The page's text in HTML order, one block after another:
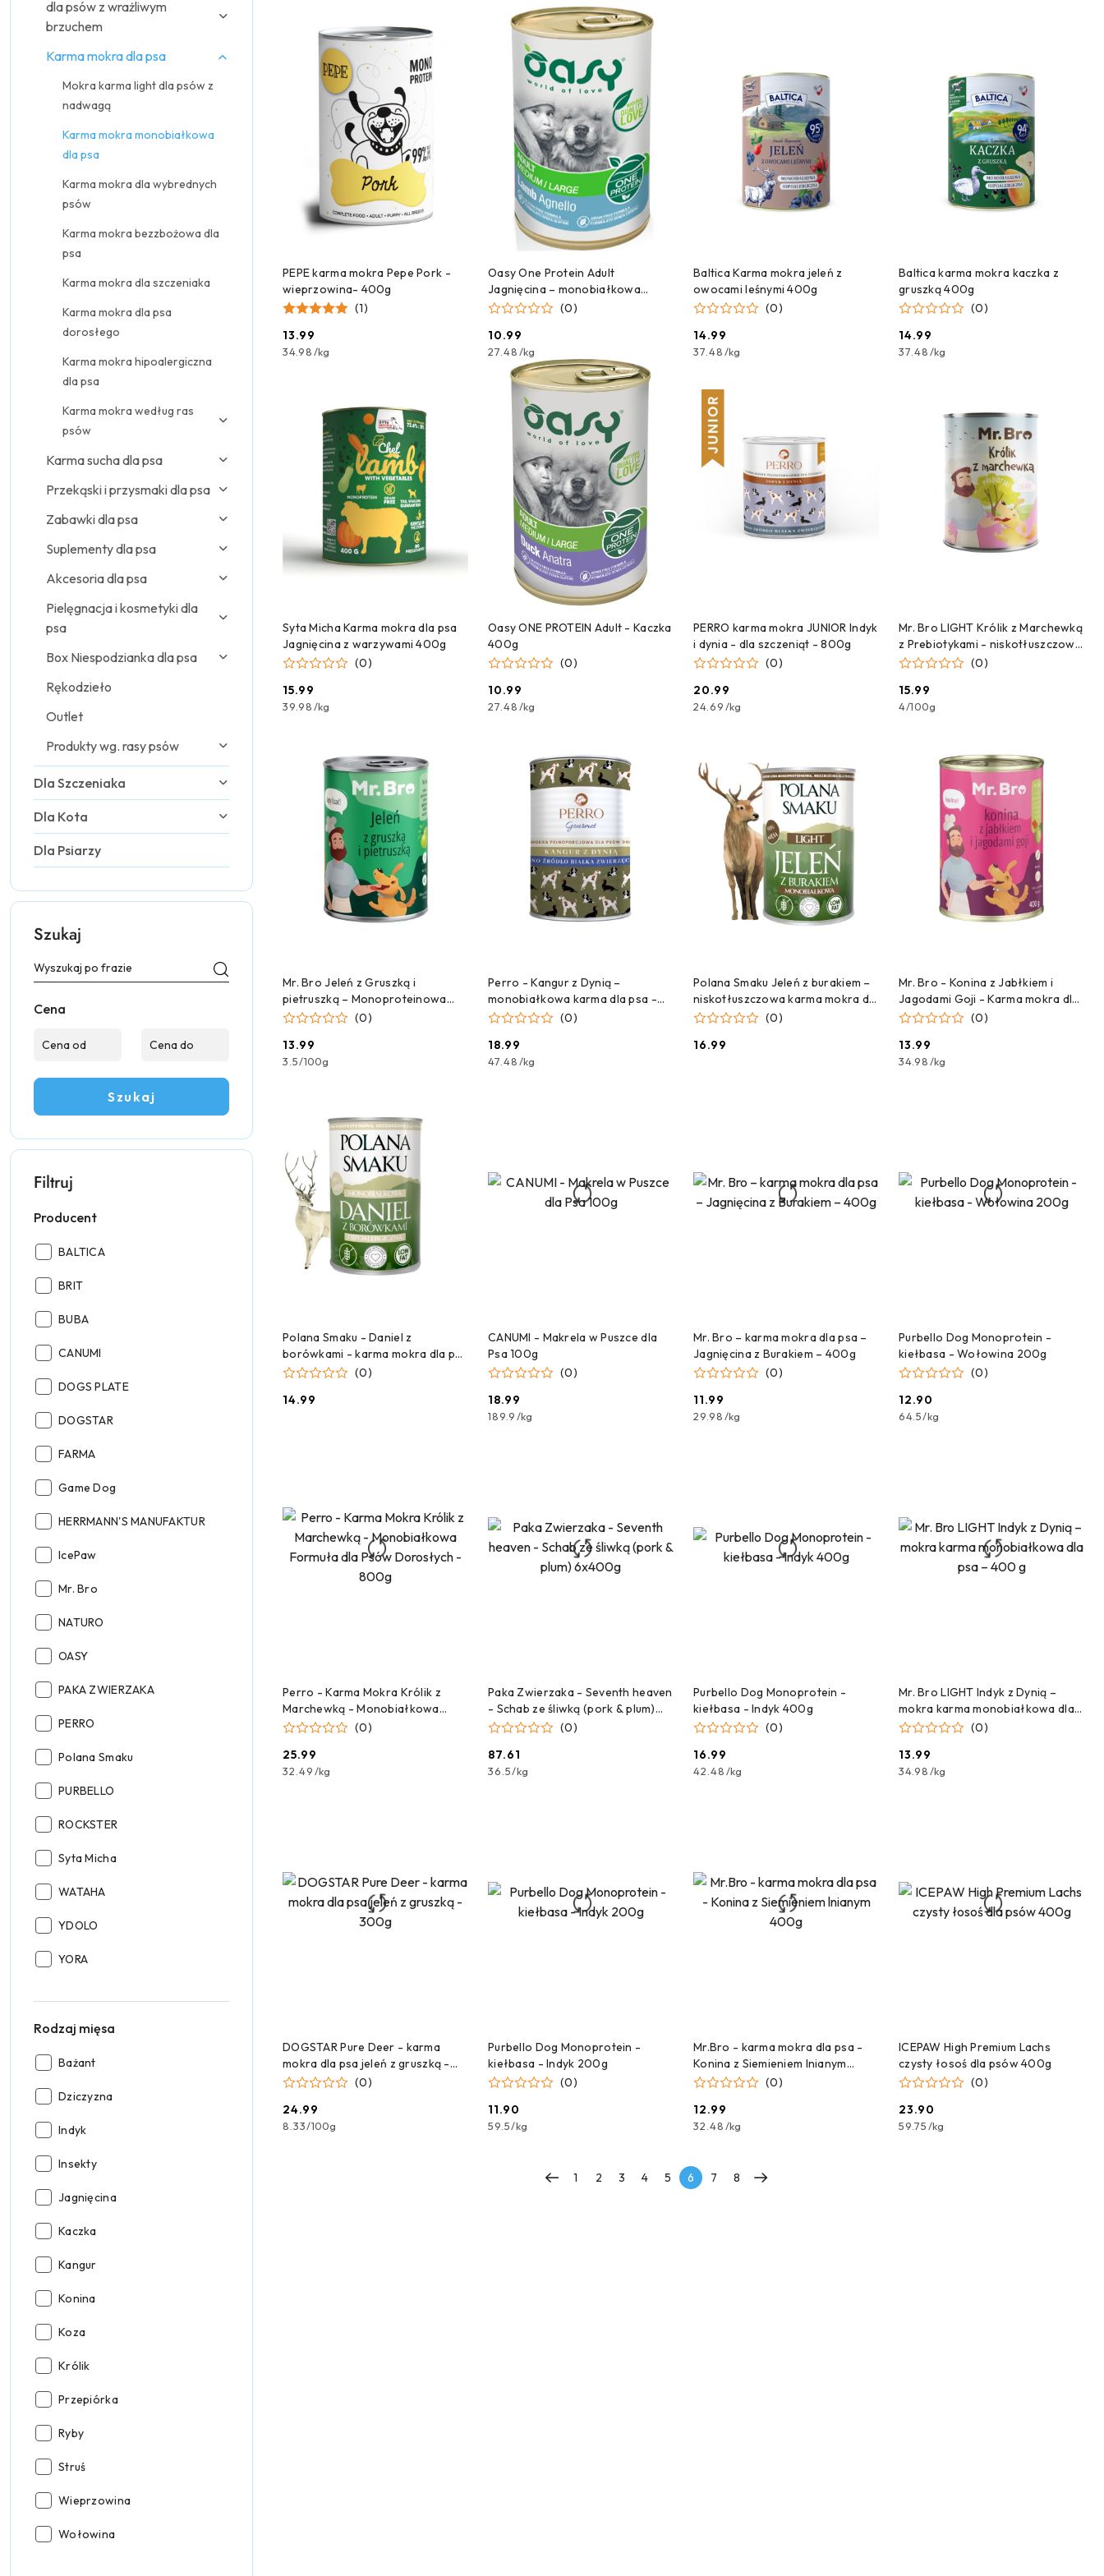
dla psów z wrażliwym
brzuchem
Karma mokra dla psa
Mokra karma light dla psów z
nadwagą
Karma mokra monobiałkowa
dla psa
Karma mokra dla wybrednych
psów
Karma mokra bezzbożowa dla
psa
Karma mokra dla szczeniaka
Karma mokra dla psa
dorosłego
Karma mokra hipoalergiczna
dla psa
Karma mokra według ras
psów
Karma sucha dla psa
Przekąski i przysmaki dla psa
Zabawki dla psa
Suplementy dla psa
Akcesoria dla psa
Pielęgnacja i kosmetyki dla
psa
Box Niespodzianka dla psa
Rękodzieło
Outlet
Produkty wg. rasy psów
Dla Szczeniaka
Dla Kota
Dla Psiarzy
Szukaj
Cena
Szukaj
Filtruj
Producent
Producent:
BALTICA
Producent:
BRIT
Producent:
BUBA
Producent:
CANUMI
Producent:
DOGS PLATE
Producent:
DOGSTAR
Producent:
FARMA
Producent:
Game Dog
Producent:
HERRMANN'S MANUFAKTUR
Producent:
IcePaw
Producent:
Mr. Bro
Producent:
NATURO
Producent:
OASY
Producent:
PAKA ZWIERZAKA
Producent:
PERRO
Producent:
Polana Smaku
Producent:
PURBELLO
Producent:
ROCKSTER
Producent:
Syta Micha
Producent:
WATAHA
Producent:
YDOLO
Producent:
YORA
Rodzaj mięsa
Rodzaj
Bażant
Rodzaj
Dziczyzna
Rodzaj
Indyk
Rodzaj
Insekty
Rodzaj
Jagnięcina
Rodzaj
Kaczka
Rodzaj
Kangur
Rodzaj
Konina
Rodzaj
Koza
Rodzaj
Królik
Rodzaj
Przepiórka
Rodzaj
Ryby
Rodzaj
Struś
Rodzaj
Wieprzowina
Rodzaj
Wołowina
PEPE karma mokra Pepe Pork -
wieprzowina- 400g
(1)
Cena:
13.99
34.98/kg
Oasy One Protein Adult
Jagnięcina – monobiałkowa
karma mokra dla psa – 400g
(0)
Cena:
10.99
27.48/kg
Baltica Karma mokra jeleń z
owocami leśnymi 400g
(0)
Cena:
14.99
37.48/kg
Baltica karma mokra kaczka z
gruszką 400g
(0)
Cena:
14.99
37.48/kg
Syta Micha Karma mokra dla psa
Jagnięcina z warzywami 400g
(0)
Cena:
15.99
39.98/kg
Oasy ONE PROTEIN Adult - Kaczka
400g
(0)
Cena:
10.99
27.48/kg
PERRO karma mokra JUNIOR Indyk
i dynia - dla szczeniąt - 800g
(0)
Cena:
20.99
24.69/kg
Mr. Bro LIGHT Królik z Marchewką
z Prebiotykami - niskotłuszczowa
karma mokra dla psa - 400g
(0)
Cena:
15.99
4/100g
Mr. Bro Jeleń z Gruszką i
pietruszką – Monoproteinowa
karma mokra - 400g
(0)
Cena:
13.99
3.5/100g
Perro - Kangur z Dynią –
monobiałkowa karma dla psa -
400g
(0)
Cena:
18.99
47.48/kg
Polana Smaku Jeleń z burakiem –
niskotłuszczowa karma mokra dla
psa light 400 g(0)
Cena:
16.99
Mr. Bro - Konina z Jabłkiem i
Jagodami Goji - Karma mokra dla
psa 400g
(0)
Cena:
13.99
34.98/kg
Polana Smaku - Daniel z
borówkami - karma mokra dla psa
- 400g
(0)
Cena:
14.99
CANUMI - Makrela w Puszce dla
Psa 100g
(0)
Cena:
18.99
189.9/kg
Mr. Bro – karma mokra dla psa –
Jagnięcina z Burakiem – 400g
(0)
Cena:
11.99
29.98/kg
Purbello Dog Monoprotein -
kiełbasa - Wołowina 200g
(0)
Cena:
12.90
64.5/kg
Perro - Karma Mokra Królik z
Marchewką - Monobiałkowa
Formuła dla Psów Dorosłych -
(0)
Cena:
25.99
32.49/kg
Paka Zwierzaka - Seventh heaven
- Schab ze śliwką (pork & plum)
6x400g
(0)
Cena:
87.61
36.5/kg
Purbello Dog Monoprotein -
kiełbasa - Indyk 400g
(0)
Cena:
16.99
42.48/kg
Mr. Bro LIGHT Indyk z Dynią –
mokra karma monobiałkowa dla
psa – 400 g (0)
Cena:
13.99
34.98/kg
DOGSTAR Pure Deer - karma
mokra dla psa jeleń z gruszką -
300g
(0)
Cena:
24.99
8.33/100g
Purbello Dog Monoprotein -
kiełbasa - Indyk 200g
(0)
Cena:
11.90
59.5/kg
Mr.Bro - karma mokra dla psa -
Konina z Siemieniem lnianym
400g
(0)
Cena:
12.99
32.48/kg
ICEPAW High Premium Lachs
czysty łosoś dla psów 400g
(0)
Cena:
23.90
59.75/kg
1 2 3 4 5 6 7 8